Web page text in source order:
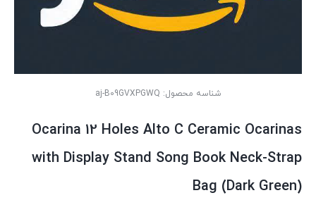
شناسه محصول: aj-B09GVXPGWQ
Ocarina 12 Holes Alto C Ceramic Ocarinas
with Display Stand Song Book Neck-Strap
Bag (Dark Green)